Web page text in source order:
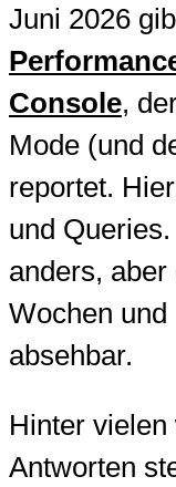
Juni 2026
Console,
Mode (und
reportet.
und
anders,
Wochen und
absehbar.
Hinter
Antworten